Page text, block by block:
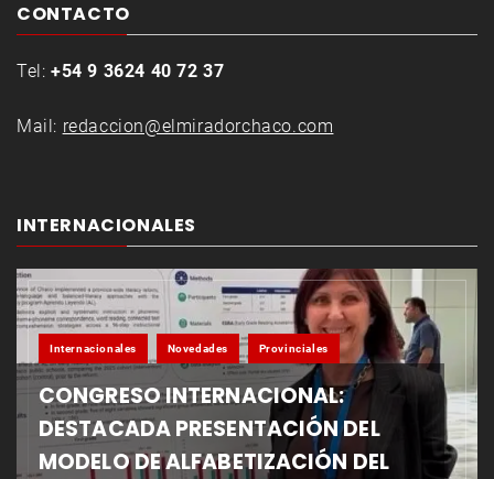
CONTACTO
Tel: +54 9 3624 40 72 37
Mail: redaccion@elmiradorchaco.com
INTERNACIONALES
Internacionales Novedades Provinciales
CONGRESO INTERNACIONAL:
DESTACADA PRESENTACIÓN DEL
MODELO DE ALFABETIZACIÓN DEL